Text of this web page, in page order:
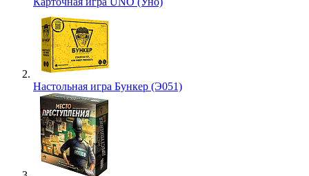
Настольная игра Бункер (Э051)